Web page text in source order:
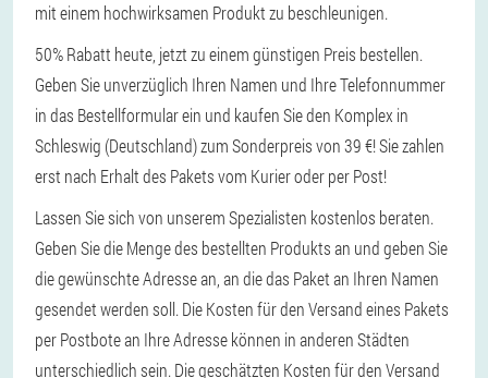
mit einem hochwirksamen Produkt zu beschleunigen.
50% Rabatt heute, jetzt zu einem günstigen Preis bestellen.
Geben Sie unverzüglich Ihren Namen und Ihre Telefonnummer
in das Bestellformular ein und kaufen Sie den Komplex in
Schleswig (Deutschland) zum Sonderpreis von 39 €! Sie zahlen
erst nach Erhalt des Pakets vom Kurier oder per Post!
Lassen Sie sich von unserem Spezialisten kostenlos beraten.
Geben Sie die Menge des bestellten Produkts an und geben Sie
die gewünschte Adresse an, an die das Paket an Ihren Namen
gesendet werden soll. Die Kosten für den Versand eines Pakets
per Postbote an Ihre Adresse können in anderen Städten
unterschiedlich sein. Die geschätzten Kosten für den Versand